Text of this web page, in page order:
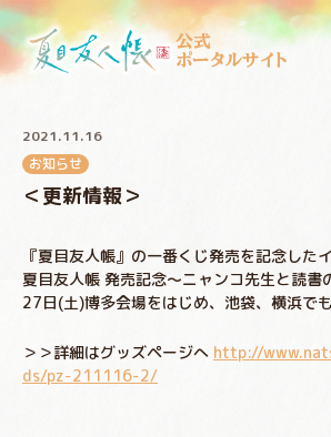
公式
ポータルサイト
2021.11.16
お知らせ
＜更新情報＞
『夏目友人帳』の一番くじ発売を記念した
夏目友人帳 発売記念～ニャンコ先生と読書
27日(土)博多会場をはじめ、池袋、横浜で
＞＞詳細はグッズページへ http://
ds/pz-211116-2/